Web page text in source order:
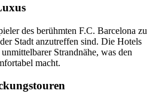
des berühmten F.C. Barcelona zu
Stadt anzutreffen sind. Die Hotels
Strandnähe, was den
macht.